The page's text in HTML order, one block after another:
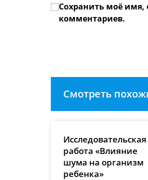
или
имя
Сохранить моё имя,
комментариев.
Смотреть
Исследовательская
работа «Влияние
шума на организм
ребенка»